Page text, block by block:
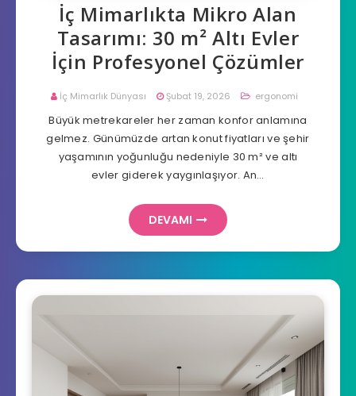
İç Mimarlıkta Mikro Alan
Tasarımı: 30 m² Altı Evler
İçin Profesyonel Çözümler
İç Mimarlık Dünyası Şubat 19, 2026 ergonomi
Büyük metrekareler her zaman konfor anlamına
gelmez. Günümüzde artan konut fiyatları ve şehir
yaşamının yoğunluğu nedeniyle 30 m² ve altı
evler giderek yaygınlaşıyor. An…
DEVAMI